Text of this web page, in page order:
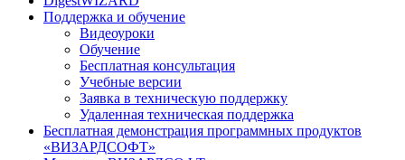
Поддержка и обучение
Видеоуроки
Обучение
Бесплатная консультация
Учебные версии
Заявка в техническую поддержку
Удаленная техническая поддержка
Бесплатная демонстрация программных продуктов
«ВИЗАРДСОФТ»